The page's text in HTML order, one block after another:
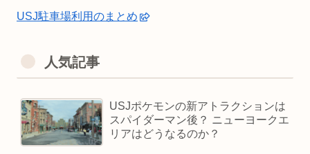
USJ駐車場利用のまとめ
人気記事
USJポケモンの新アトラクションは
スパイダーマン後？ ニューヨークエ
リアはどうなるのか？